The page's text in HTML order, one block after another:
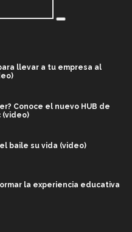
llevar a tu empresa al
Conoce el nuevo HUB de
(video)
baile su vida (video)
la experiencia educativa